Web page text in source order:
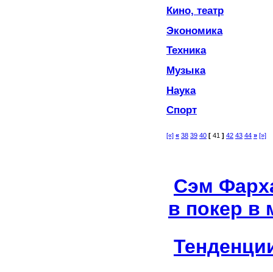
Кино, театр
Экономика
Техника
Музыка
Наука
Спорт
[«] « 38 39 40 [ 41 ] 42 43 44 » [»]
Сэм
в покер в